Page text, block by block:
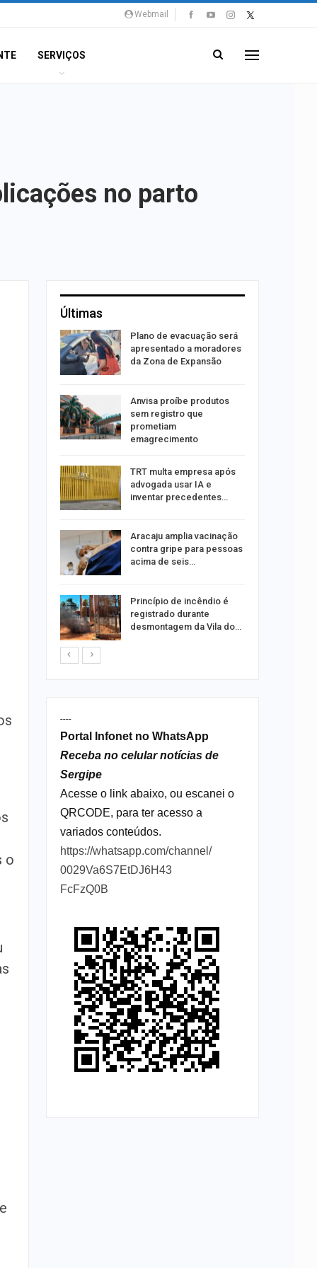
Webmail
SERVIÇOS
no parto
o
Últimas
Plano de evacuação será
apresentado a moradores
da Zona de Expansão
Anvisa proíbe produtos
sem registro que
prometiam
emagrecimento
TRT multa empresa após
advogada usar IA e
inventar precedentes…
Aracaju amplia vacinação
contra gripe para pessoas
acima de seis…
Princípio de incêndio é
registrado durante
desmontagem da Vila do…
----
Portal Infonet no WhatsApp
Receba no celular notícias de
Sergipe
Acesse o link abaixo, ou escanei o
QRCODE, para ter acesso a
variados conteúdos.
https://whatsapp.com/channel/
0029Va6S7EtDJ6H43
FcFzQ0B